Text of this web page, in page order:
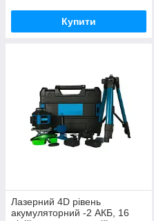
Купити
Лазерний 4D рівень
акумуляторний -2 АКБ, 16